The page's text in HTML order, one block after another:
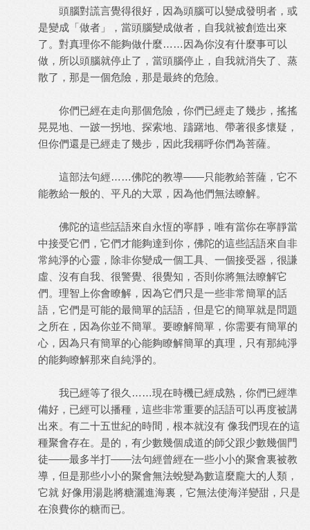
頭腦對謊言覺得很好，因為頭腦可以變成發明者，或
是變成「做者」，當頭腦變成做者，自我就被創造出來
了。對真理你不能夠做什麼……因為你沒有什麼事可以
做，所以頭腦就停止了，當頭腦停止，自我就消失了、蒸
散了，那是一個危險，那是最終的危險。
你們已經在走向那個危險，你們已經走了幾步，搖搖
晃晃地、一跛一拐地、探索地、躊躇地、帶著很多懷疑，
但你們還是已經走了幾步，因此我稱呼你們為菩薩。
這部法句經……佛陀的教導——只能教給菩薩，它不
能教給一般的、平凡的大眾，因為他們無法瞭解。
佛陀的這些話語來自永恆的寧靜，唯有當你在寧靜當
中接受它們，它們才能夠達到你，佛陀的這些話語來自非
常純淨的心靈，除非你變成一個工具、一個接受器，很謙
虛、沒有自我、很警覺、很覺知，否則你將無法瞭解它
們。理智上你會瞭解，因為它們只是一些非常簡單的話
語，它們是可能的最簡單的話語，但是它的簡單就是問題
之所在，因為你並不簡單。要瞭解簡單，你需要有簡單的
心，因為只有簡單的心能夠瞭解簡單的真理，只有那純淨
的能夠瞭解那來自純淨的。
我已經等了很久……現在時機已經成熟，你們已經準
備好，已經可以播種，這些非常重要的話語可以再度被講
出來。有二十五世紀的時間，根本就沒有 像我們現在的這
種聚會存在。是的，有少數幾個成道的師父跟少數幾個門
徒——最多半打——法句經曾經在一些小小的聚會裏被教
導，但是那些小小的聚會無法蛻變為數這麼龐大的人類，
它就 好像用湯匙將糖灑進海裏，它無法使海洋變甜，只是
在浪費你的糖而已。